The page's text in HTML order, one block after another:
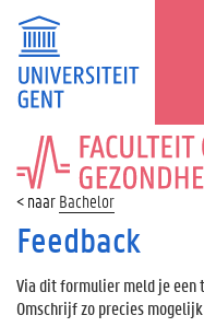
FACULTEIT
GENEESKUNDE
EN
Bachelor
Feedback
Via dit formulier meld je een
Omschrijf zo precies